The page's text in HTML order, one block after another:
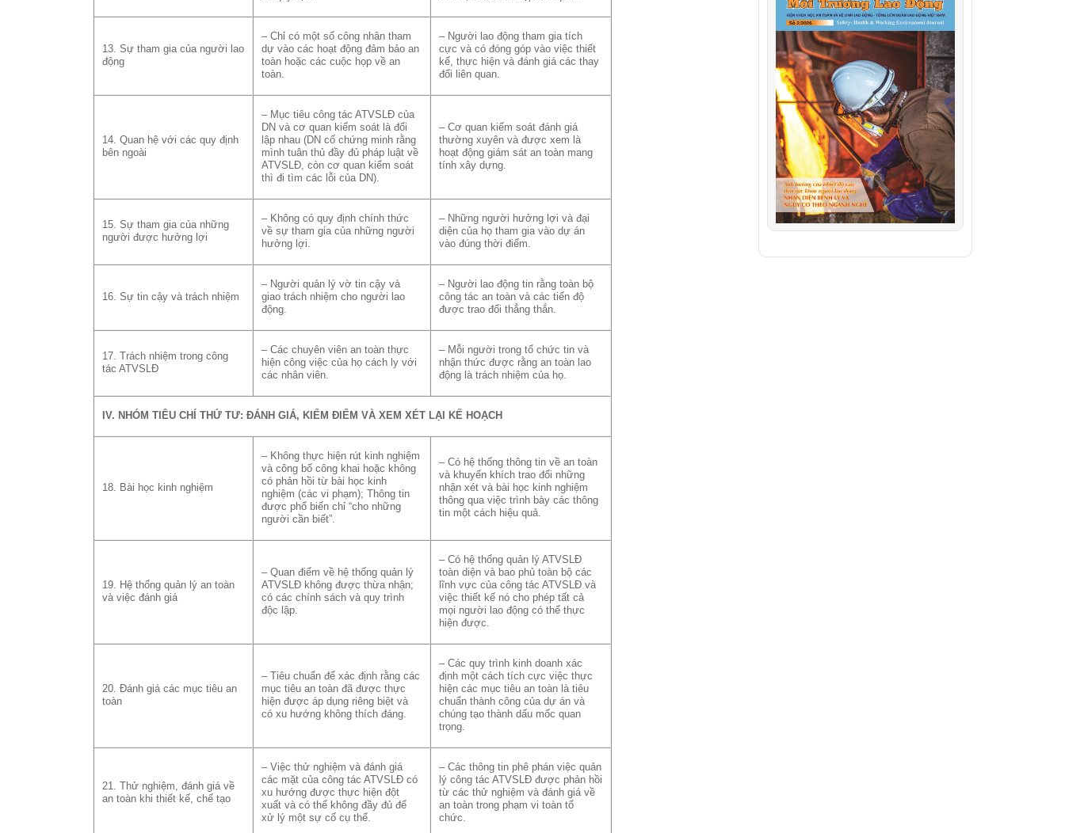
13. Sự tham gia của người lao
động
– Chỉ có một số công nhân tham
dự vào các hoạt động đảm bảo an
toàn hoặc các cuộc họp về an
toàn.
– Người lao động tham gia tích
cực và có đóng góp vào việc thiết
kế, thực hiện và đánh giá các thay
đổi liên quan.
14. Quan hệ với các quy định
bên ngoài
– Mục tiêu công tác ATVSLĐ của
DN và cơ quan kiểm soát là đối
lập nhau (DN cố chứng minh rằng
mình tuân thủ đầy đủ pháp luật về
ATVSLĐ, còn cơ quan kiểm soát
thì đi tìm các lỗi của DN).
– Cơ quan kiểm soát đánh giá
thường xuyên và được xem là
hoạt động giám sát an toàn mang
tính xây dựng.
15. Sự tham gia của những
người được hưởng lợi
– Không có quy định chính thức
về sự tham gia của những người
hưởng lợi.
– Những người hưởng lợi và đại
diện của họ tham gia vào dự án
vào đúng thời điểm.
16. Sự tin cậy và trách nhiệm
– Người quản lý vờ tin cậy và
giao trách nhiệm cho người lao
động.
– Người lao động tin rằng toàn bộ
công tác an toàn và các tiến độ
được trao đổi thẳng thắn.
17. Trách nhiệm trong công
tác ATVSLĐ
– Các chuyên viên an toàn thực
hiện công việc của họ cách ly với
các nhân viên.
– Mỗi người trong tổ chức tin và
nhận thức được rằng an toàn lao
động là trách nhiệm của họ.
IV. NHÓM TIÊU CHÍ THỨ TƯ: ĐÁNH GIÁ, KIỂM ĐIỂM VÀ XEM XÉT LẠI KẾ HOẠCH
18. Bài học kinh nghiệm
– Không thực hiện rút kinh nghiệm
và công bố công khai hoặc không
có phản hồi từ bài học kinh
nghiệm (các vi phạm); Thông tin
được phổ biến chỉ “cho những
người cần biết”.
– Có hệ thống thông tin về an toàn
và khuyến khích trao đổi những
nhận xét và bài học kinh nghiệm
thông qua việc trình bày các thông
tin một cách hiệu quả.
19. Hệ thống quản lý an toàn
và việc đánh giá
– Quan điểm về hệ thống quản lý
ATVSLĐ không được thừa nhận;
có các chính sách và quy trình
độc lập.
– Có hệ thống quản lý ATVSLĐ
toàn diện và bao phủ toàn bộ các
lĩnh vực của công tác ATVSLĐ và
việc thiết kế nó cho phép tất cả
mọi người lao động có thể thực
hiện được.
20. Đánh giá các mục tiêu an
toàn
– Tiêu chuẩn để xác định rằng các
mục tiêu an toàn đã được thực
hiện được áp dụng riêng biệt và
có xu hướng không thích đáng.
– Các quy trình kinh doanh xác
định một cách tích cực việc thực
hiện các mục tiêu an toàn là tiêu
chuẩn thành công của dự án và
chúng tạo thành dấu mốc quan
trọng.
21. Thử nghiệm, đánh giá về
an toàn khi thiết kế, chế tạo
– Việc thử nghiệm và đánh giá
các mặt của công tác ATVSLĐ có
xu hướng được thực hiện đột
xuất và có thể không đầy đủ để
xử lý một sự cố cụ thể.
– Các thông tin phê phán việc quản
lý công tác ATVSLĐ được phản hồi
từ các thử nghiệm và đánh giá về
an toàn trong phạm vi toàn tổ
chức.